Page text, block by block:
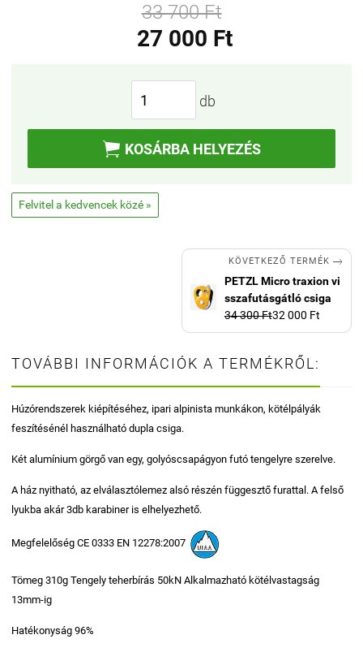
33 700 Ft
27 000 Ft
db
 KOSÁRBA HELYEZÉS
Felvitel a kedvencek közé »
KÖVETKEZŐ TERMÉK 
PETZL Micro traxion vi
sszafutásgátló csiga
34 300 Ft32 000 Ft
TOVÁBBI INFORMÁCIÓK A TERMÉKRŐL:
Húzórendszerek kiépítéséhez, ipari alpinista munkákon, kötélpályák
feszítésénél használható dupla csiga.
Két alumínium görgő van egy, golyóscsapágyon futó tengelyre szerelve.
A ház nyitható, az elválasztólemez alsó részén függesztő furattal. A felső
lyukba akár 3db karabiner is elhelyezhető.
Megfelelőség CE 0333 EN 12278:2007
Tömeg 310g Tengely teherbírás 50kN Alkalmazható kötélvastagság
13mm-ig
Hatékonyság 96%